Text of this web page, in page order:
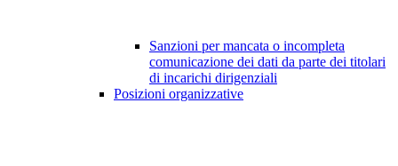
Sanzioni per mancata o incompleta
comunicazione dei dati da parte dei titolari
di incarichi dirigenziali
Posizioni organizzative